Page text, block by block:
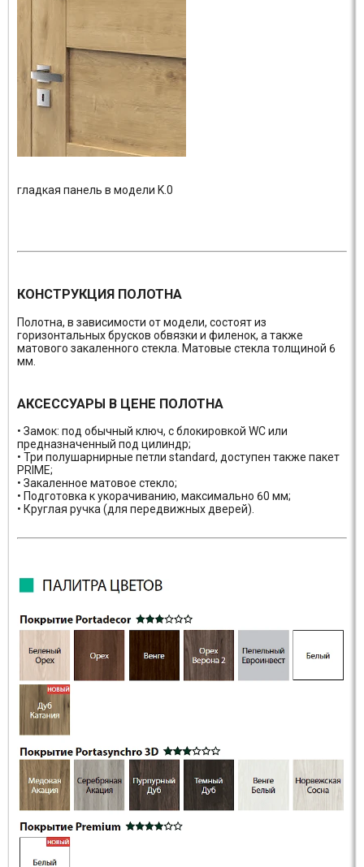
гладкая панель в модели K.0
КОНСТРУКЦИЯ ПОЛОТНА
Полотна, в зависимости от модели, состоят из
горизонтальных брусков обвязки и филенок, а также
матового закаленного стекла. Матовые стекла толщиной 6
мм.
АКСЕССУАРЫ В ЦЕНЕ ПОЛОТНА
• Замок: под обычный ключ, с блокировкой WC или
предназначенный под цилиндр;
• Три полушарнирные петли standard, доступен также пакет
PRIME;
• Закаленное матовое стекло;
• Подготовка к укорачиванию, максимально 60 мм;
• Круглая ручка (для передвижных дверей).